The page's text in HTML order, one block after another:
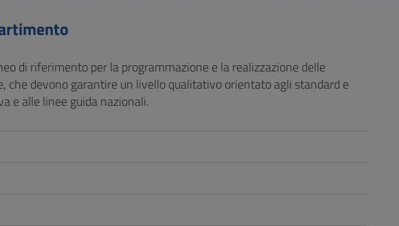
di riferimento per la programmazione e la realizzazione delle
devono garantire un livello qualitativo orientato agli standard e
e alle linee guida nazionali.